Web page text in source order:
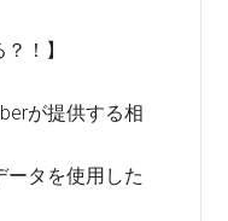
！】
が提供する相
ータを使用した